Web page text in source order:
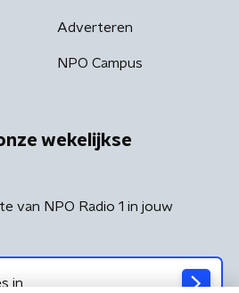
Adverteren
NPO Campus
wekelijkse
van NPO Radio 1 in jouw